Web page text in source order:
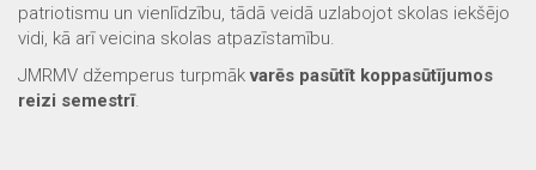
patriotismu un vienlīdzību, tādā veidā uzlabojot skolas iekšējo
vidi, kā arī veicina skolas atpazīstamību.
JMRMV džemperus turpmākvarēs pasūtīt koppasūtījumos
reizi semestrī.